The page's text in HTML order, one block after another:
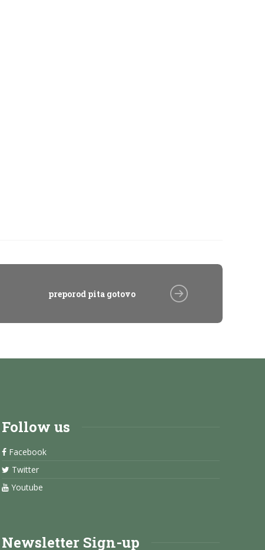
preporod pita gotovo
Follow us
Facebook
Twitter
Youtube
Newsletter Sign-up